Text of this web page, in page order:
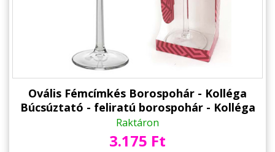
Ovális Fémcímkés Borospohár - Kolléga
Búcsúztató - feliratú borospohár - Kolléga
búcsúztató Ajándék
Raktáron
3.175 Ft